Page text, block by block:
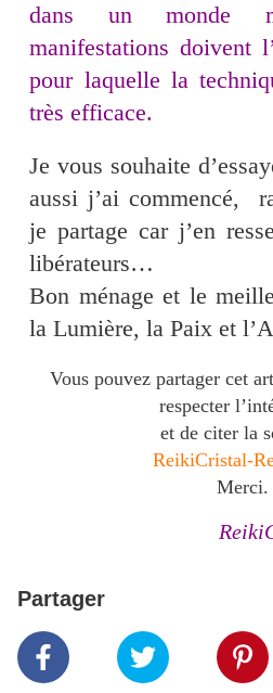
dans un monde
manifestations doivent
pour laquelle la
très efficace.
Je vous souhaite
aussi j’ai commencé,
je partage car j’en
libérateurs…
Bon ménage et le
la Lumière, la Paix et
Vous pouvez partager cet
respecter
et de citer la
ReikiCristal-
Merci.
Partager